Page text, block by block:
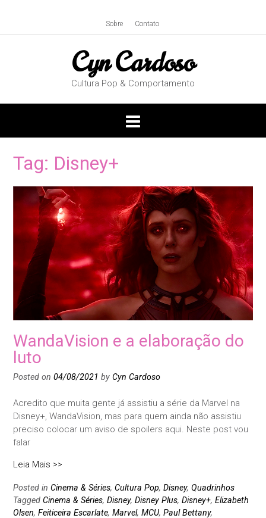
content
Sobre Contato
Cyn Cardoso
Cultura Pop & Comportamento
Tag: Disney+
WandaVision e a elaboração do
luto
Posted on 04/08/2021 by Cyn Cardoso
Acredito que muita gente já assistiu a série da Marvel na
Disney+, WandaVision, mas para quem ainda não assistiu
preciso colocar um aviso de spoilers aqui. Neste post vou
falar
Leia Mais >>
Posted in Cinema & Séries, Cultura Pop, Disney, Quadrinhos
Tagged Cinema & Séries, Disney, Disney Plus, Disney+, Elizabeth
Olsen, Feiticeira Escarlate, Marvel, MCU, Paul Bettany,